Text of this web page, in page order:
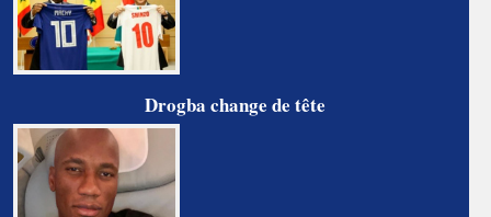
Drogba change de tête